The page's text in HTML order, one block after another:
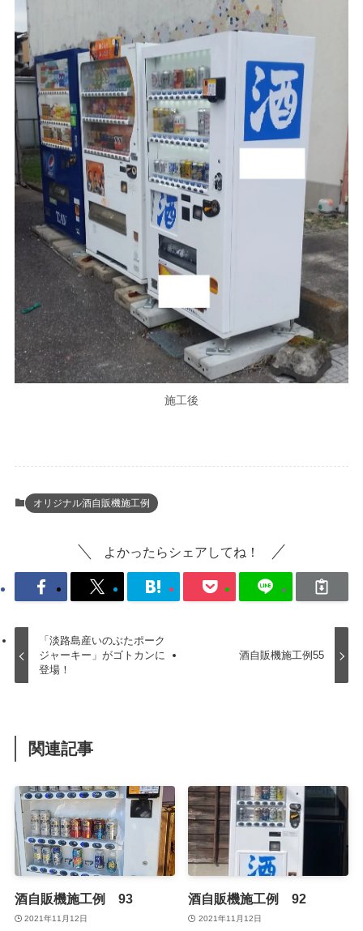
施工後
オリジナル酒自販機施工例
よかったらシェアしてね！
「淡路島産いのぶたポーク
ジャーキー」がゴトカンに
登場！
酒自販機施工例55
関連記事
酒自販機施工例 93
2021年11月12日
酒自販機施工例 92
2021年11月12日